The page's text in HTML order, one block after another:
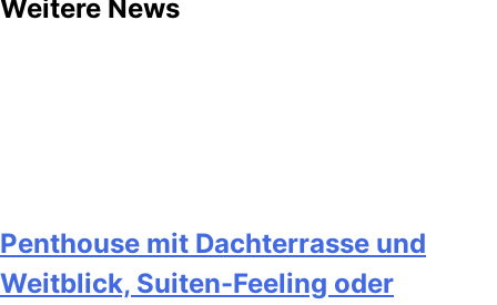
Weitere News
Penthouse mit Dachterrasse und
Weitblick, Suiten-Feeling oder